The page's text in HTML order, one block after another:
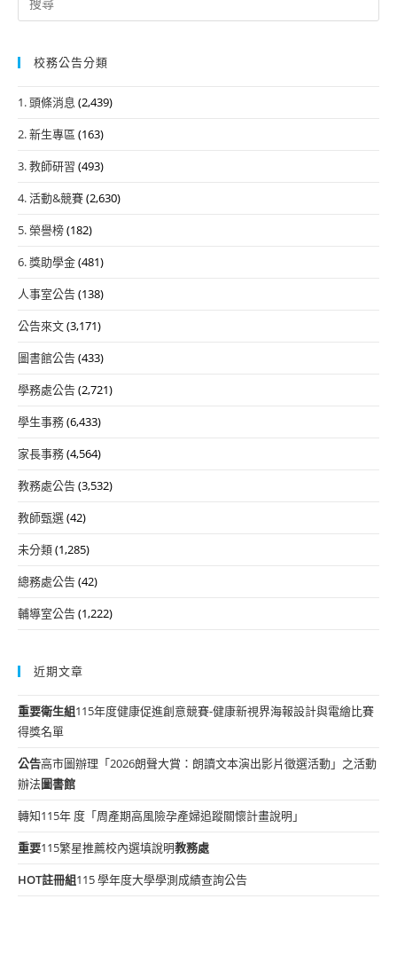
for:
校務公告分類
1. 頭條消息 (2,439)
2. 新生專區 (163)
3. 教師研習 (493)
4. 活動&競賽(2,630)
5. 榮譽榜(182)
6. 獎助學金(481)
人事室公告(138)
公告來文(3,171)
圖書館公告(433)
學務處公告(2,721)
學生事務(6,433)
家長事務(4,564)
教務處公告(3,532)
教師甄選(42)
未分類(1,285)
總務處公告(42)
輔導室公告(1,222)
近期文章
重要衛生組115年度健康促進創意競賽-健康新視界海報設計與電繪比賽
得獎名單
公告高市圖辦理「2026朗聲大賞：朗讀文本演出影片徵選活動」之活動
辦法圖書館
轉知115年 度「周產期高風險孕產婦追蹤關懷計畫說明」
重要115繁星推薦校內選填說明教務處
HOT註冊組115 學年度大學學測成績查詢公告